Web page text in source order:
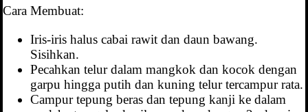
Cara Membuat:
Iris-iris halus cabai rawit dan daun bawang.
Sisihkan.
Pecahkan telur dalam mangkok dan kocok dengan
garpu hingga putih dan kuning telur tercampur rata.
Campur tepung beras dan tepung kanji ke dalam